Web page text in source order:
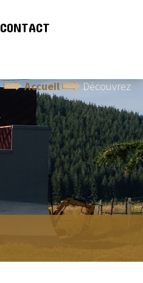
CONTACT
Accueil Découvrez